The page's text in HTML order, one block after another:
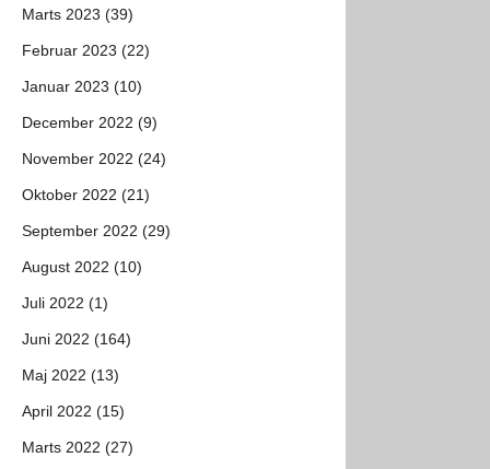
Marts 2023 (39)
Februar 2023 (22)
Januar 2023 (10)
December 2022 (9)
November 2022 (24)
Oktober 2022 (21)
September 2022 (29)
August 2022 (10)
Juli 2022 (1)
Juni 2022 (164)
Maj 2022 (13)
April 2022 (15)
Marts 2022 (27)